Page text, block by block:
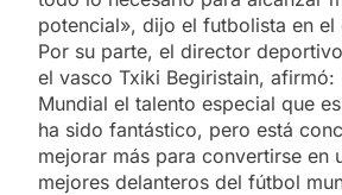
potencial», dijo el futbolista en el
Por su parte, el director
el vasco Txiki Begiristain, afirmó:
Mundial el talento especial que
ha sido fantástico, pero está
mejorar más para convertirse en
mejores delanteros del fútbol